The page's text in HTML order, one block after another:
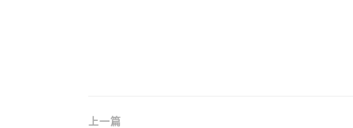
文
上一篇